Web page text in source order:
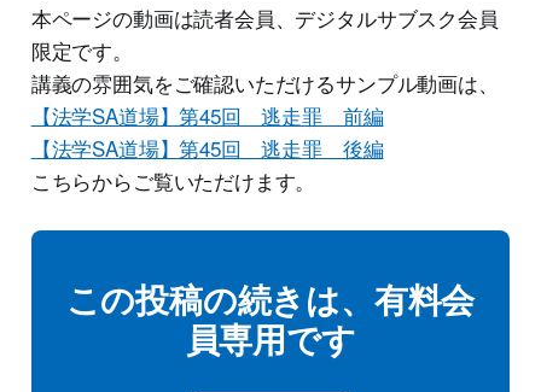
本ページの動画は読者会員、デジタルサブスク会員
限定です。
講義の雰囲気をご確認いただけるサンプル動画は、
【法学SA道場】第45回 逃走罪 前編
【法学SA道場】第45回 逃走罪 後編
こちらからご覧いただけます。
この投稿の続きは、有料会
員専用です